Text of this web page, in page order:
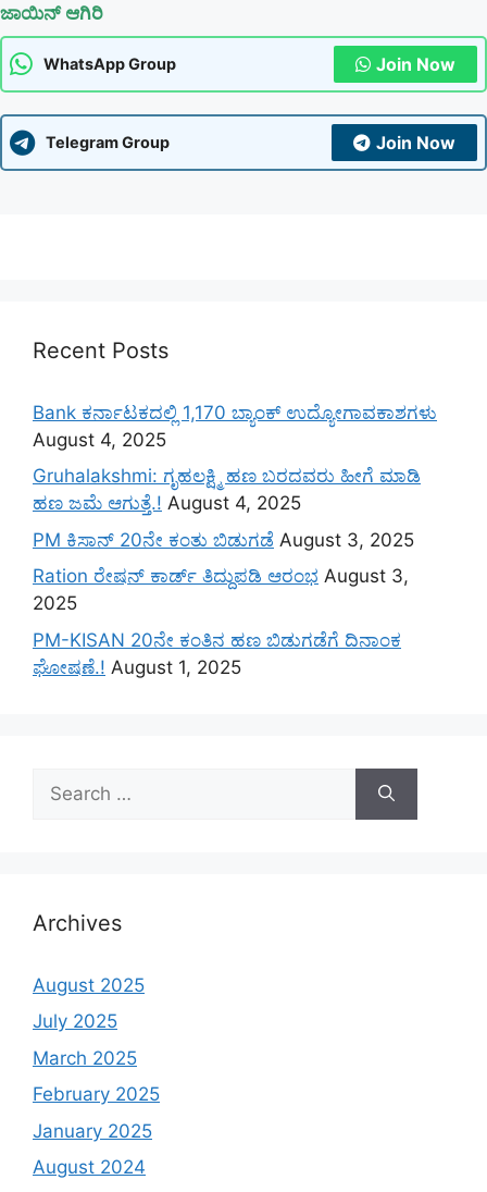
ಜಾಯಿನ್ ಆಗಿರಿ
WhatsApp Group Join Now
Telegram Group Join Now
Recent Posts
Bank ಕರ್ನಾಟಕದಲ್ಲಿ 1,170 ಬ್ಯಾಂಕ್ ಉದ್ಯೋಗಾವಕಾಶಗಳು
August 4, 2025
Gruhalakshmi: ಗೃಹಲಕ್ಷ್ಮಿ ಹಣ ಬರದವರು ಹೀಗೆ ಮಾಡಿ
ಹಣ ಜಮೆ‌ ಆಗುತ್ತೆ.! August 4, 2025
PM ಕಿಸಾನ್ 20ನೇ ಕಂತು ಬಿಡುಗಡೆ August 3, 2025
Ration ರೇಷನ್ ಕಾರ್ಡ್ ತಿದ್ದುಪಡಿ ಆರಂಭ August 3,
2025
PM-KISAN 20ನೇ ಕಂತಿನ ಹಣ ಬಿಡುಗಡೆಗೆ ದಿನಾಂಕ
ಘೋಷಣೆ.! August 1, 2025
for:
Archives
August 2025
July 2025
March 2025
February 2025
January 2025
August 2024